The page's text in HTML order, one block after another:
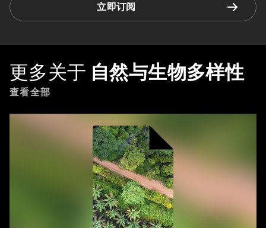
立即订阅
更多关于 自然与生物多样性
查看全部